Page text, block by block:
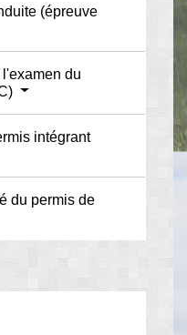
(épreuve
du
intégrant
du permis de